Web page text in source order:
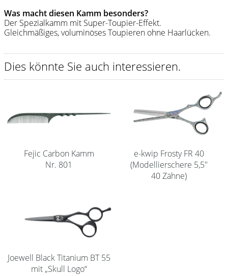
e-kwip
Shampoo
Aromase Salon-Pro
Sale %
Schleifservice
Was macht diesen Kamm besonders?
Der Spezialkamm mit Super-Toupier-Effekt.
Gleichmäßiges, voluminöses Toupieren ohne Haarlücken.
Dies könnte Sie auch interessieren.
Fejic Carbon Kamm
Nr. 801
e-kwip Frosty FR 40
(Modellierschere 5,5''
40 Zähne)
Joewell Black Titanium BT 55
mit „Skull Logo“